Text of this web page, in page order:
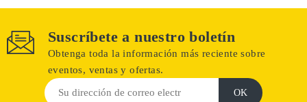
Suscríbete a nuestro boletín
Obtenga toda la información más reciente sobre
eventos, ventas y ofertas.